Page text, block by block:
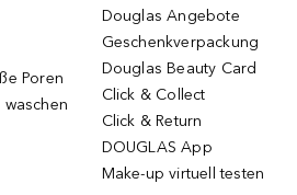
Poren
waschen
Douglas Angebote
Geschenkverpackung
Douglas Beauty Card
Click & Collect
Click & Return
DOUGLAS App
Make-up virtuell testen